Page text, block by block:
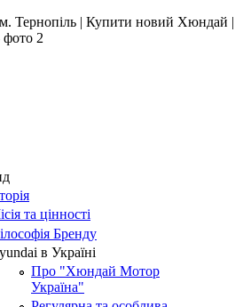
та цінності
Бренду
в Україні
Про "Хюндай Мотор
Україна"